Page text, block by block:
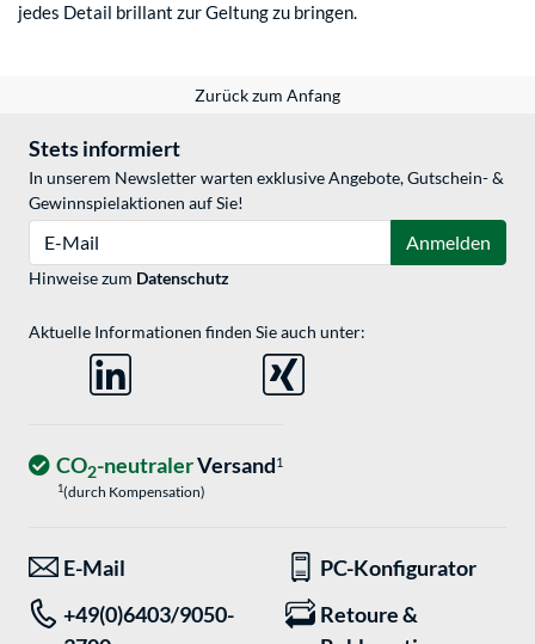
jedes Detail brillant zur Geltung zu bringen.
Zurück zum Anfang
Stets informiert
In unserem Newsletter warten exklusive Angebote, Gutschein- &
Gewinnspielaktionen auf Sie!
Anmelden
Hinweise zum Datenschutz
Aktuelle Informationen finden Sie auch unter:
CO2-neutralerVersand1
1(durch Kompensation)
E-Mail
PC-Konfigurator
+49(0)6403/9050-
Retoure &